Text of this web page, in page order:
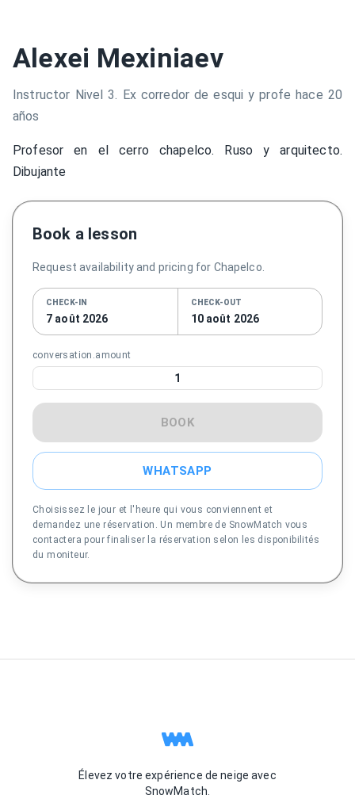
Alexei Mexiniaev
Instructor Nivel 3. Ex corredor de esqui y profe hace 20
años
Profesor en el cerro chapelco. Ruso y arquitecto.
Dibujante
Book a lesson
Request availability and pricing for Chapelco.
CHECK-IN
7 août 2026
CHECK-OUT
10 août 2026
conversation.amount
1
BOOK
WHATSAPP
Choisissez le jour et l'heure qui vous conviennent et
demandez une réservation. Un membre de SnowMatch vous
contactera pour finaliser la réservation selon les disponibilités
du moniteur.
Élevez votre expérience de neige avec
SnowMatch.